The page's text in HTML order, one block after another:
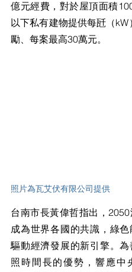
億元經費，對於屋頂面積
以下私有建物提供每瓩（
勵、每案最高30萬元。
照片為瓦艾伏有限公司提供
台南市長黃偉哲指出，
成為世界各國的共識，綠
驅動經濟發展的新引擎。為
照時間長的優勢，響應中